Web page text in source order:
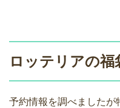
ロッテリアの福
予約情報を調べましたが